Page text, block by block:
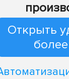
Открыть